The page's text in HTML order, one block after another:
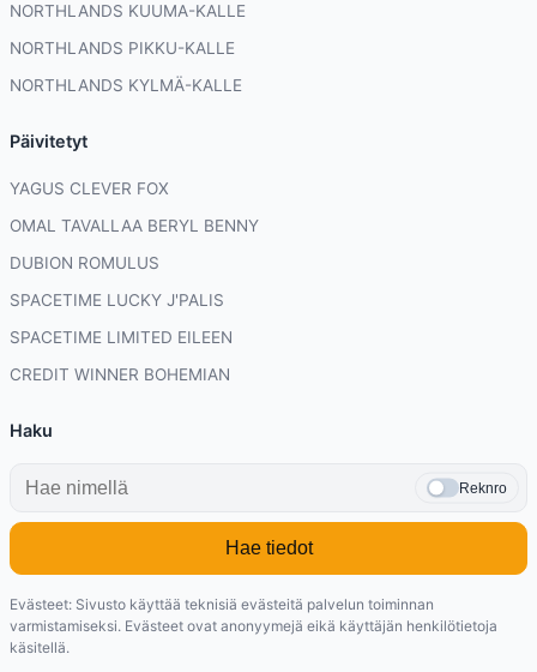
NORTHLANDS KUUMA-KALLE
NORTHLANDS PIKKU-KALLE
NORTHLANDS KYLMÄ-KALLE
Päivitetyt
YAGUS CLEVER FOX
OMAL TAVALLAA BERYL BENNY
DUBION ROMULUS
SPACETIME LUCKY J'PALIS
SPACETIME LIMITED EILEEN
CREDIT WINNER BOHEMIAN
Haku
Reknro
Hae tiedot
Evästeet: Sivusto käyttää teknisiä evästeitä palvelun toiminnan
varmistamiseksi. Evästeet ovat anonyymejä eikä käyttäjän henkilötietoja
käsitellä.